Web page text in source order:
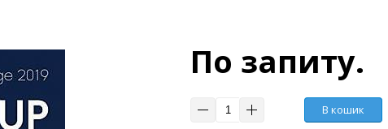
По запиту.
В кошик